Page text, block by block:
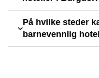
På hvilke steder
barnevennlig